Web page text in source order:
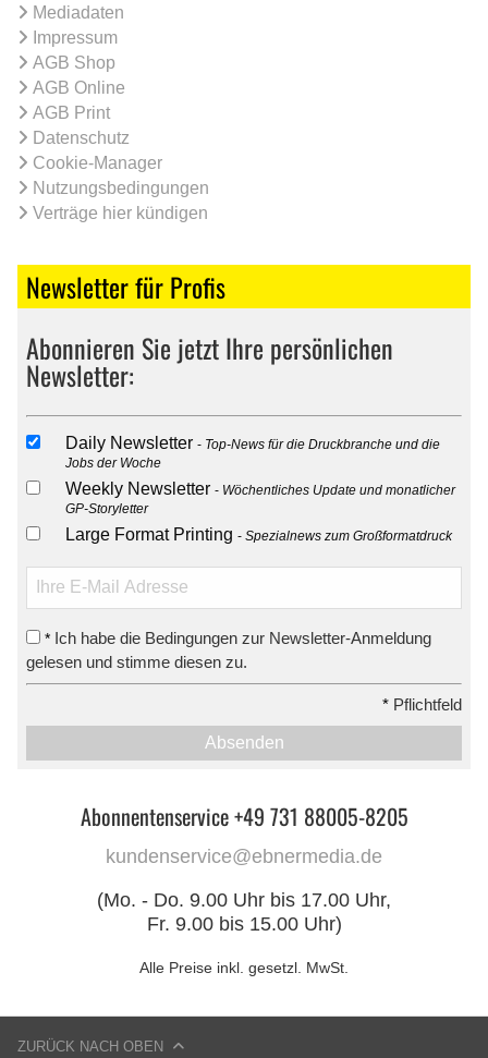
Mediadaten
Impressum
AGB Shop
AGB Online
AGB Print
Datenschutz
Cookie-Manager
Nutzungsbedingungen
Verträge hier kündigen
Newsletter für Profis
Abonnieren Sie jetzt Ihre persönlichen
Newsletter:
Daily Newsletter
Top-News für die Druckbranche und die
Jobs der Woche
Weekly Newsletter
Wöchentliches Update und monatlicher
GP-Storyletter
Large Format Printing Spezialnews zum Großformatdruck
* Ich habe die Bedingungen zur Newsletter-Anmeldung
gelesen und stimme diesen zu.
* Pflichtfeld
Absenden
Abonnentenservice +49 731 88005-8205
kundenservice@ebnermedia.de
(Mo. - Do. 9.00 Uhr bis 17.00 Uhr,
Fr. 9.00 bis 15.00 Uhr)
Alle Preise inkl. gesetzl. MwSt.
ZURÜCK NACH OBEN